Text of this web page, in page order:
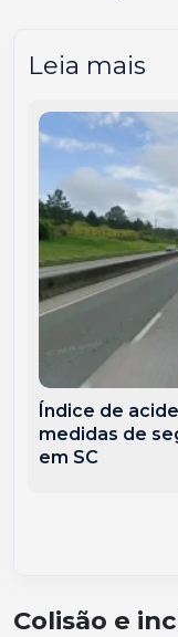
Leia mais
Índice de
medidas de
em SC
Colisão e